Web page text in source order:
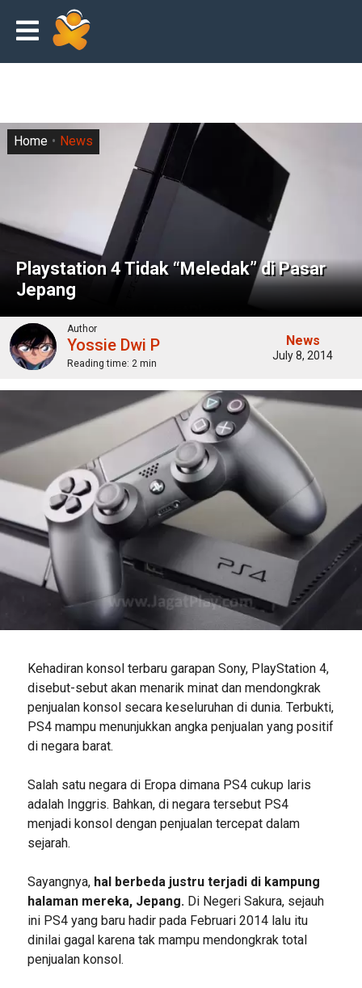
Playstation 4 Tidak “Meledak” di Pasar
Jepang
Home News
Author
Yossie Dwi P
Reading time: 2 min
News
July 8, 2014
Kehadiran konsol terbaru garapan Sony, PlayStation 4,
disebut-sebut akan menarik minat dan mendongkrak
penjualan konsol secara keseluruhan di dunia. Terbukti,
PS4 mampu menunjukkan angka penjualan yang positif
di negara barat.
Salah satu negara di Eropa dimana PS4 cukup laris
adalah Inggris. Bahkan, di negara tersebut PS4
menjadi konsol dengan penjualan tercepat dalam
sejarah.
Sayangnya,hal berbeda justru terjadi di kampung
halaman mereka, Jepang.Di Negeri Sakura, sejauh
ini PS4 yang baru hadir pada Februari 2014 lalu itu
dinilai gagal karena tak mampu mendongkrak total
penjualan konsol.